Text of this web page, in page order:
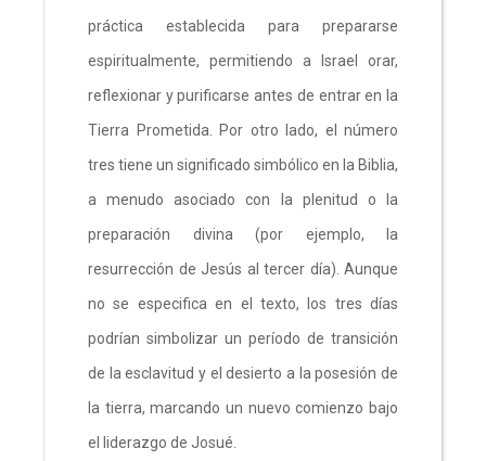
práctica establecida para prepararse
espiritualmente, permitiendo a Israel orar,
reflexionar y purificarse antes de entrar en la
Tierra Prometida. Por otro lado, el número
tres tiene un significado simbólico en la Biblia,
a menudo asociado con la plenitud o la
preparación divina (por ejemplo, la
resurrección de Jesús al tercer día). Aunque
no se especifica en el texto, los tres días
podrían simbolizar un período de transición
de la esclavitud y el desierto a la posesión de
la tierra, marcando un nuevo comienzo bajo
el liderazgo de Josué.